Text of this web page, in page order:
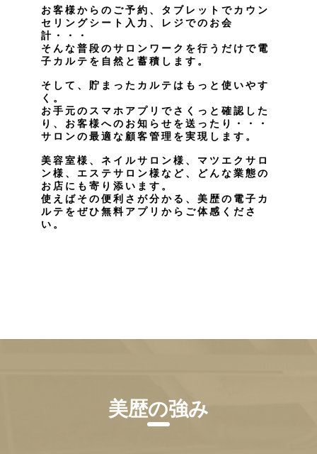
お客様からのご予約、タブレットでカウン
セリングシート入力、レジでのお会
計・・・
そんな普段のサロンワークを行うだけで電
子カルテを自然と蓄積します。
そして、貯まったカルテはもっと使いやす
く。
お手元のスマホアプリでさくっと確認した
り、お客様へのお知らせを送ったり・・・
サロンの最適な顧客管理を実現します。
美容室様、ネイルサロン様、マツエクサロ
ン様、エステサロン様など、どんな業態の
お店にも寄り添います。
使えばその便利さが分かる、美歴の電子カ
ルテをぜひ無料アプリからご体感くださ
い。
美歴の強み